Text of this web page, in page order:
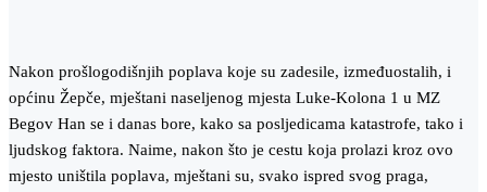
Nakon prošlogodišnjih poplava koje su zadesile, izmeđuostalih, i
općinu Žepče, mještani naseljenog mjesta Luke-Kolona 1 u MZ
Begov Han se i danas bore, kako sa posljedicama katastrofe, tako i
ljudskog faktora. Naime, nakon što je cestu koja prolazi kroz ovo
mjesto uništila poplava, mještani su, svako ispred svog praga,